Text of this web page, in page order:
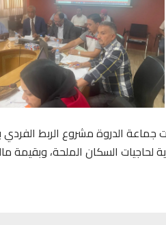
الدروة مشروع الربط الفردي
السكان الملحة، وبقيمة مالية تجاوزت